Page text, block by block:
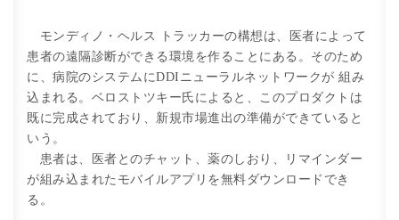
モンディノ・ヘルス トラッカーの構想は、医者によって
患者の遠隔診断ができる環境を作ることにある。そのため
に、病院のシステムにDDIニューラルネットワークが 組み
込まれる。ベロストツキー氏によると、このプロダクトは
既に完成されており、新規市場進出の準備ができていると
いう。
患者は、医者とのチャット、薬のしおり、リマインダー
が組み込まれたモバイルアプリを無料ダウンロードでき
る。